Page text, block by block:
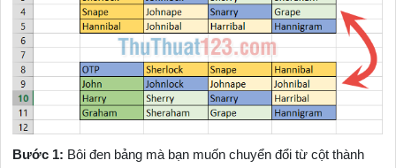
Bước 1: Bôi đen bảng mà bạn muốn chuyển đổi từ cột thành